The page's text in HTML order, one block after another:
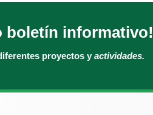
boletín informativo!
proyectos y actividades.